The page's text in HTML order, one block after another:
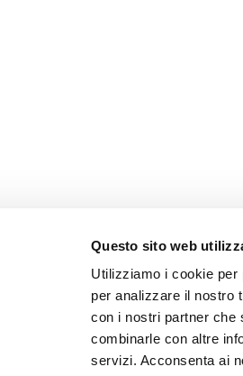
Questo sito web
Utilizziamo i cookie per
per analizzare il nostro
con i nostri partner che
combinarle con altre
servizi. Acconsenta ai